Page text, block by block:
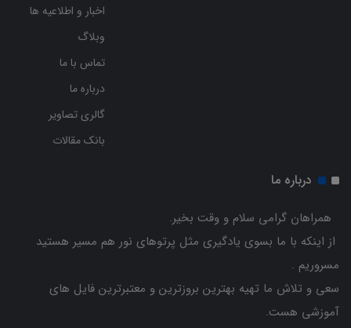
اخبار و اطلاعیه ها
وبلاگ
تماس با ما
درباره ما
گالری تصاویر
بانک مقالات
درباره ما
همراهان گرامی سلام و وقت بخیر.
از اینکه با ما بسوی یادگیری مثل پرتوهای نور هم مسیر هستید
مسروریم .
سعی و تلاش ما تهیه بهترین بروزترین و معتبرترین فایل های
آموزشی هست.